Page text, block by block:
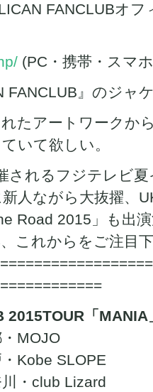
FANCLUBオ
(PC・携帯・スマ
FANCLUB』のジャ
たアートワークか
いて欲しい。
されるフジテレビ
人ながら大抜擢、
Road 2015」も出
これからをご注目
2015TOUR「MANIA
MOJO
Kobe SLOPE
・club Lizard